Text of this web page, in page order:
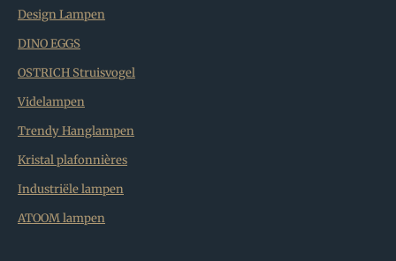
Design Lampen
DINO EGGS
OSTRICH Struisvogel
Videlampen
Trendy Hanglampen
Kristal plafonnières
Industriële lampen
ATOOM lampen